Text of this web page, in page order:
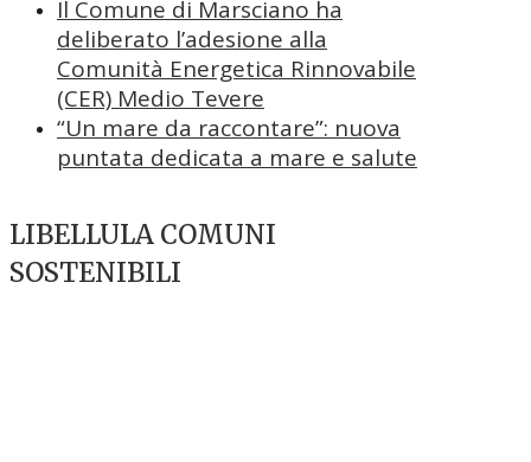
Il Comune di Marsciano ha
deliberato l’adesione alla
Comunità Energetica Rinnovabile
(CER) Medio Tevere
“Un mare da raccontare”: nuova
puntata dedicata a mare e salute
LIBELLULA COMUNI
SOSTENIBILI